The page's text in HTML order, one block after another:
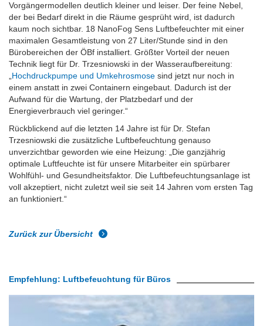
Vorgängermodellen deutlich kleiner und leiser. Der feine Nebel,
der bei Bedarf direkt in die Räume gesprüht wird, ist dadurch
kaum noch sichtbar. 18 NanoFog Sens Luftbefeuchter mit einer
maximalen Gesamtleistung von 27 Liter/Stunde sind in den
Bürobereichen der ÖBf installiert. Größter Vorteil der neuen
Technik liegt für Dr. Trzesniowski in der Wasseraufbereitung:
„Hochdruckpumpe und Umkehrosmose sind jetzt nur noch in
einem anstatt in zwei Containern eingebaut. Dadurch ist der
Aufwand für die Wartung, der Platzbedarf und der
Energieverbrauch viel geringer.“
Rückblickend auf die letzten 14 Jahre ist für Dr. Stefan
Trzesniowski die zusätzliche Luftbefeuchtung genauso
unverzichtbar geworden wie eine Heizung: „Die ganzjährig
optimale Luftfeuchte ist für unsere Mitarbeiter ein spürbarer
Wohlfühl- und Gesundheitsfaktor. Die Luftbefeuchtungsanlage ist
voll akzeptiert, nicht zuletzt weil sie seit 14 Jahren vom ersten Tag
an funktioniert.“
Zurück zur Übersicht
Empfehlung: Luftbefeuchtung für Büros